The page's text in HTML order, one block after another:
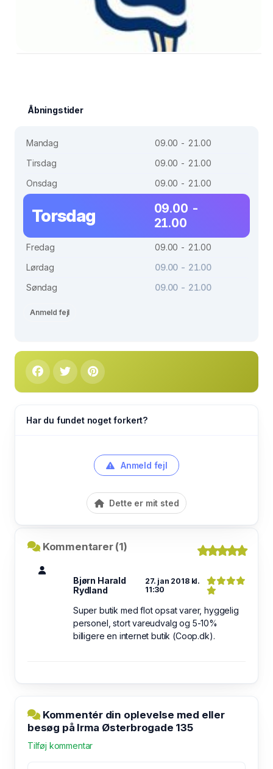
Åbningstider
Mandag
09.00 - 21.00
Tirsdag
09.00 - 21.00
Onsdag
09.00 - 21.00
Torsdag
09.00 -
21.00
Fredag
09.00 - 21.00
Lørdag
09.00 - 21.00
Søndag
09.00 - 21.00
Anmeld fejl
Har du fundet noget forkert?
Anmeld fejl
Dette er mit sted
Kommentarer (1)
Bjørn Harald
Rydland
27. jan 2018 kl.
11:30
Super butik med flot opsat varer, hyggelig
personel, stort vareudvalg og 5-10%
billigere en internet butik (Coop.dk).
Kommentér din oplevelse med eller
besøg på Irma Østerbrogade 135
Tilføj kommentar